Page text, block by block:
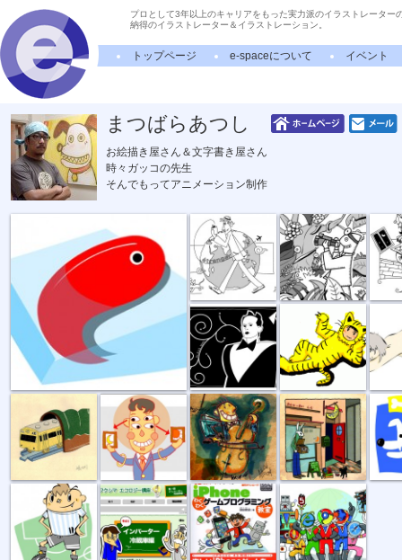
プロとして3年以上のキャリアをもった実力派のイラストレーター
納得のイラストレーター＆イラストレーション。
トップページ e-spaceについて イベント
まつばらあつし
お絵描き屋さん＆文字書き屋さん
時々ガッコの先生
そんでもってアニメーション制作
あかいきんぎょ
クラウス・ノミ とらねこ やさ
プラレール風... 日光月光 セロ弾き レコード演奏...
サッカー少年... 福島産業エコ... iPhoneわくわ... ブラウザ戦隊